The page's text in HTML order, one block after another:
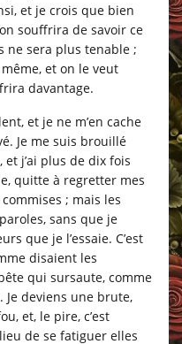
et je crois que bien
souffrira de savoir ce
ne sera plus tenable ;
et on le veut
davantage.
et je ne m’en cache
Je me suis brouillé
et j’ai plus de dix fois
quitte à regretter mes
; mais les
sans que je
que je l’essaie. C’est
disaient les
qui sursaute, comme
Je deviens une brute,
et, le pire, c’est
de se fatiguer elles